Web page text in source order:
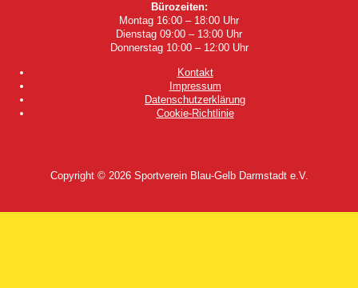
Bürozeiten:
Montag 16:00 – 18:00 Uhr
Dienstag 09:00 – 13:00 Uhr
Donnerstag 10:00 – 12:00 Uhr
Kontakt
Impressum
Datenschutzerklärung
Cookie-Richtlinie
Copyright © 2026 Sportverein Blau-Gelb Darmstadt e.V.